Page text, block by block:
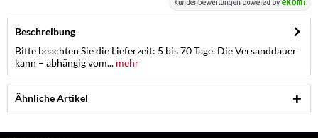
Beschreibung
Bitte beachten Sie die Lieferzeit: 5 bis 70 Tage. Die Versanddauer
kann – abhängig vom... mehr
Ähnliche Artikel